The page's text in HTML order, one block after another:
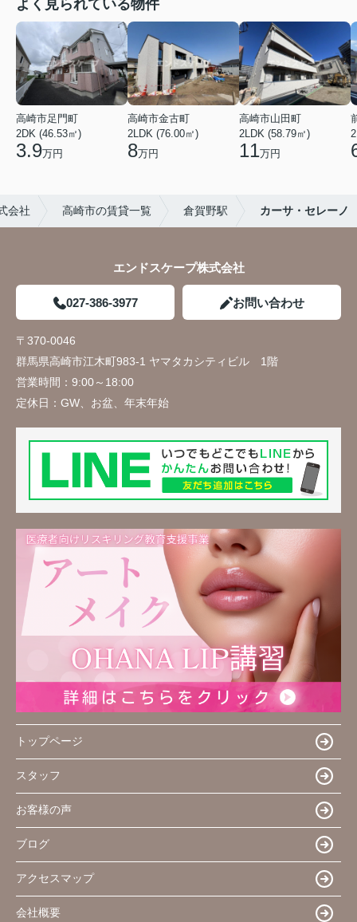
よく見られている物件
高崎市足門町
2DK (46.53㎡)
3.9万円
高崎市金古町
2LDK (76.00㎡)
8万円
高崎市山田町
2LDK (58.79㎡)
11万円
会社 高崎市の賃貸一覧 倉賀野駅 カーサ・セレーノ
エンドスケープ株式会社
027-386-3977 お問い合わせ
〒370-0046
群馬県高崎市江木町983-1 ヤマタカシティビル 1階
営業時間： 9:00～18:00
定休日： GW、お盆、年末年始
トップページ
スタッフ
お客様の声
ブログ
アクセスマップ
会社概要